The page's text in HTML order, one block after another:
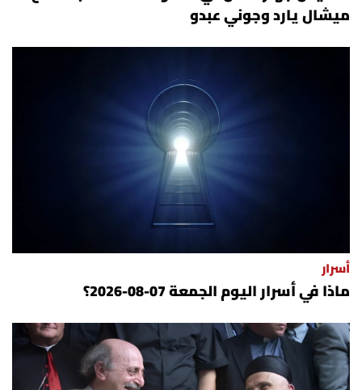
ميشال يارد وجوني عبدو
أسرار
ماذا في أسرار اليوم الجمعة 07-08-2026؟